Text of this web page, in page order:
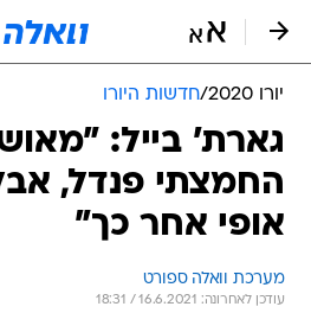
יורו 2020 /חדשות היורו
גארת' בייל:
החמצתי פנדל,
אופי אחר כך"
מערכת וואלה ספורט
עודכן לאחרונה: 16.6.2021 / 18:31